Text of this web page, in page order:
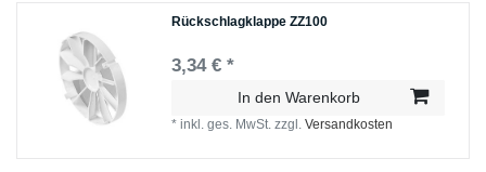
Rückschlagklappe ZZ100
3,34 € *
In den Warenkorb
*inkl. ges. MwSt. zzgl.Versandkosten